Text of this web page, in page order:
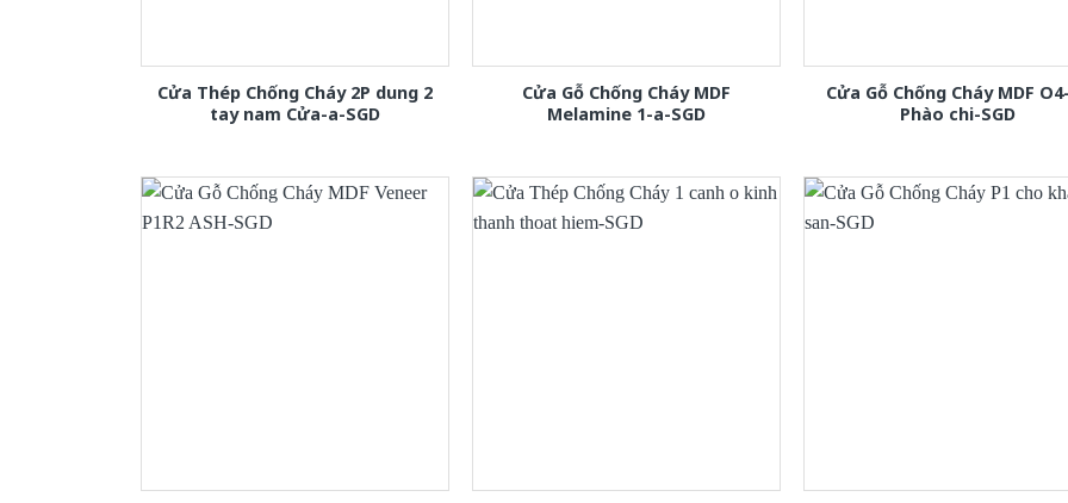
Cửa Thép Chống Cháy 2P dung 2
tay nam Cửa-a-SGD
Cửa Gỗ Chống Cháy MDF
Melamine 1-a-SGD
Cửa Gỗ Chống Cháy MDF
Phào chi-SGD